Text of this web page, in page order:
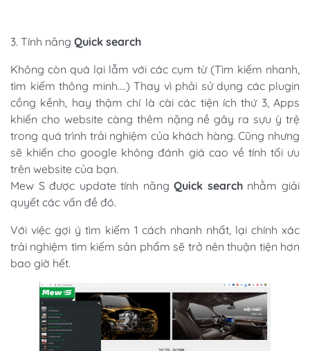
3. Tính năng Quick search
Không còn quá lại lẫm với các cụm từ (Tìm kiếm nhanh,
tìm kiếm thông minh....) Thay vì phải sử dụng các plugin
cồng kềnh, hay thậm chí là cài các tiện ích thứ 3, Apps
khiến cho website càng thêm nặng nề gây ra sựu ỳ trệ
trong quá trình trải nghiệm của khách hàng. Cũng nhưng
sẽ khiến cho google không đánh giá cao về tính tối ưu
trên website của bạn.
Mew S được update tính năngQuick search nhằm giải
quyết các vấn đề đó.
Với việc gợi ý tìm kiếm 1 cách nhanh nhất, lại chính xác
trải nghiệm tìm kiếm sản phẩm sẽ trở nên thuận tiện hơn
bao giờ hết.